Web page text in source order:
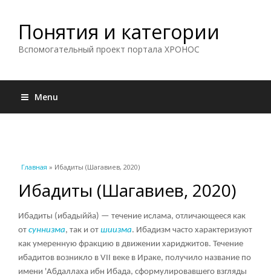
Понятия и категории
Вспомогательный проект портала ХРОНОС
Menu
Вы здесь
Главная » Ибадиты (Шагавиев, 2020)
Ибадиты (Шагавиев, 2020)
Ибадиты (ибадыййа) — течение ислама, отличающееся как
от суннизма, так и от шиизма. Ибадизм часто характеризуют
как умеренную фракцию в движении хариджитов. Течение
ибадитов возникло в VII веке в Ираке, получило название по
имени 'Абдаллаха ибн Ибада, сформулировавшего взгляды